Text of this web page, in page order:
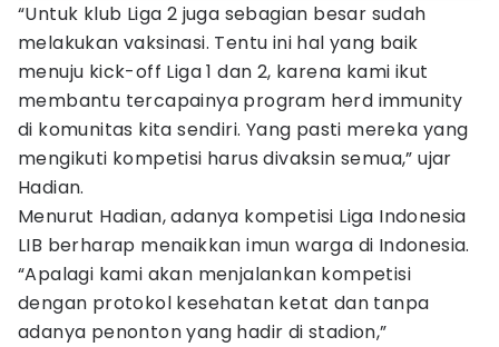
“Untuk klub Liga 2 juga sebagian besar sudah
melakukan vaksinasi. Tentu ini hal yang baik
menuju kick-off Liga 1 dan 2, karena kami ikut
membantu tercapainya program herd immunity
di komunitas kita sendiri. Yang pasti mereka yang
mengikuti kompetisi harus divaksin semua,” ujar
Hadian.
Menurut Hadian, adanya kompetisi Liga Indonesia
LIB berharap menaikkan imun warga di Indonesia.
“Apalagi kami akan menjalankan kompetisi
dengan protokol kesehatan ketat dan tanpa
adanya penonton yang hadir di stadion,”